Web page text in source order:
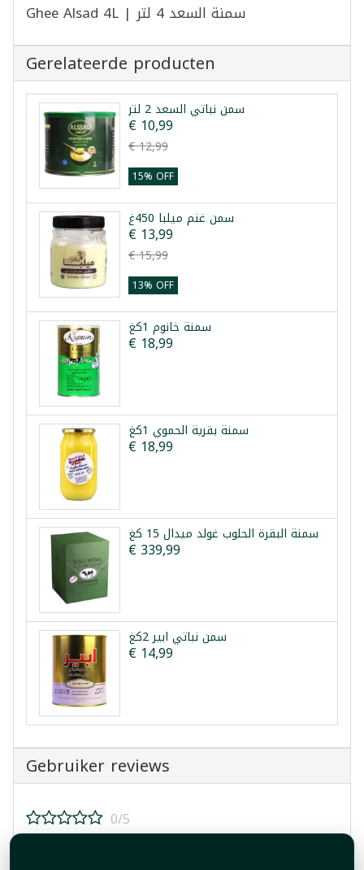
Ghee Alsad 4L | سمنة السعد 4 لتر
Gerelateerde producten
سمن نباتي السعد 2 لتر
€ 10,99
€ 12,99
15% OFF
سمن غنم ميلبا 450غ
€ 13,99
€ 15,99
13% OFF
سمنة خانوم 1كغ
€ 18,99
سمنة بقرية الحموي 1كغ
€ 18,99
سمنة البقرة الحلوب غولد ميدال 15 كغ
€ 339,99
سمن نباتي ابير 2كغ
€ 14,99
Gebruiker reviews
0/5